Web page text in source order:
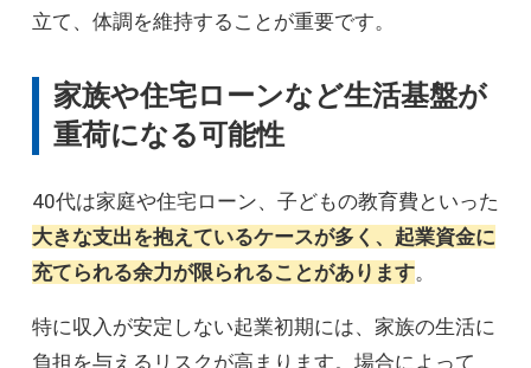
立て、体調を維持することが重要です。
家族や住宅ローンなど生活基盤が
重荷になる可能性
40代は家庭や住宅ローン、子どもの教育費といった
大きな支出を抱えているケースが多く、起業資金に
充てられる余力が限られることがあります。
特に収入が安定しない起業初期には、家族の生活に
負担を与えるリスクが高まります。場合によって